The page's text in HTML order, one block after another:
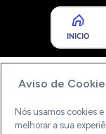
INICIO
Aviso de
Nós usamos cookies
melhorar a sua